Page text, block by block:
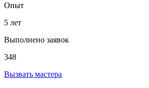
Опыт
5 лет
Выполнено заявок
348
Вызвать мастера